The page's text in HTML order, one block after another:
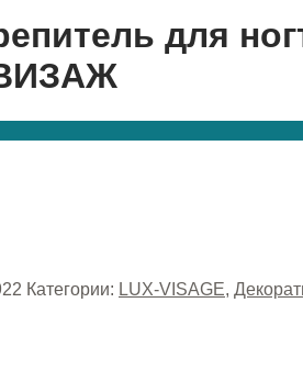
для
Категории: LUX-VISAGE,